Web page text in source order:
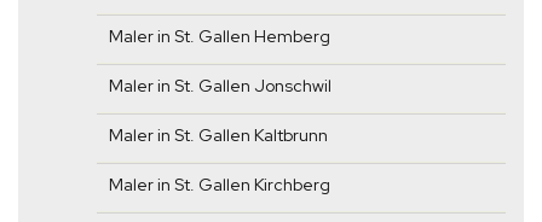
Maler in St. Gallen Hemberg
Maler in St. Gallen Jonschwil
Maler in St. Gallen Kaltbrunn
Maler in St. Gallen Kirchberg